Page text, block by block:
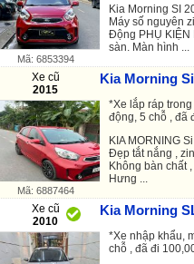
Mã: 6853394
Kia Morning SI
Máy số nguyên
Động PHỤ KIỆN
sàn. Màn hình ...
Xe cũ
2015
Kia Morning
Mã: 6887464
*Xe lắp ráp
động, 5 chỗ , đã
KIA MORNING
Đẹp tắt nắng ,
Không bàn chất
Hưng ...
Xe cũ
2010
Kia Morning
*Xe nhập khẩu,
chỗ , đã đi